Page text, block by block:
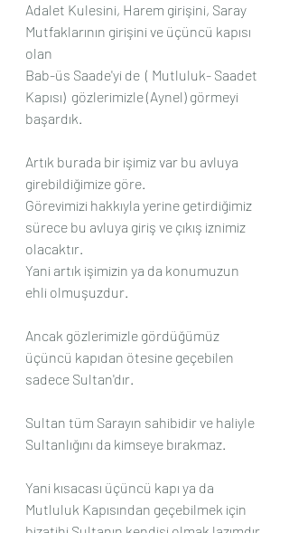
Adalet Kulesini, Harem girişini, Saray
Mutfaklarının girişini ve üçüncü kapısı
olan
Bab-üs Saade'yi de  ( Mutluluk- Saadet
Kapısı)  gözlerimizle (Aynel) görmeyi
başardık.
Artık burada bir işimiz var bu avluya
girebildiğimize göre.
Görevimizi hakkıyla yerine getirdiğimiz
sürece bu avluya giriş ve çıkış iznimiz
olacaktır.
Yani artık işimizin ya da konumuzun
ehli olmuşuzdur.
Ancak gözlerimizle gördüğümüz
üçüncü kapıdan ötesine geçebilen
sadece Sultan'dır.
Sultan tüm Sarayın sahibidir ve haliyle
Sultanlığını da kimseye bırakmaz.
Yani kısacası üçüncü kapı ya da
Mutluluk Kapısından geçebilmek için